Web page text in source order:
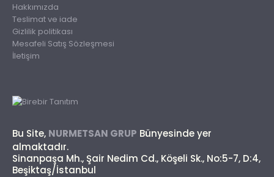
Hakkımızda
Teslimat ve iade
Gizlilik politikası
Mesafeli Satış Sözleşmesi
İletişim
Bu Site, NURMETSAN GRUP Bünyesinde yer
almaktadır.
Sinanpaşa Mh., Şair Nedim Cd., Köşeli Sk., No:5-7, D:4,
Beşiktaş/İstanbul